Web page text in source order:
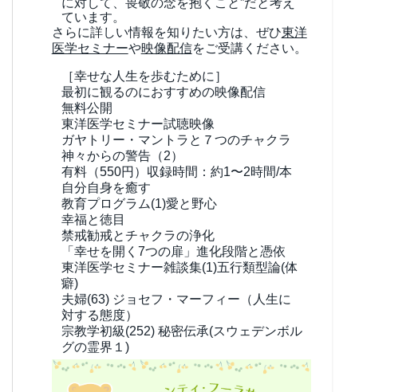
ています。
さらに詳しい情報を知りたい方は、ぜひ東洋
医学セミナーや映像配信をご受講ください。
［幸せな人生を歩むために］
最初に観るのにおすすめの映像配信
無料公開
東洋医学セミナー試聴映像
ガヤトリー・マントラと７つのチャクラ
神々からの警告（2）
有料（550円） 収録時間：約1〜2時間/本
自分自身を癒す
教育プログラム(1)愛と野心
幸福と徳目
禁戒勧戒とチャクラの浄化
「幸せを開く7つの扉」進化段階と憑依
東洋医学セミナー雑談集(1)五行類型論(体
癖)
夫婦(63) ジョセフ・マーフィー（人生に
対する態度）
宗教学初級(252) 秘密伝承(スウェデンボル
グの霊界１)